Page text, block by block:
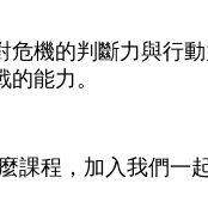
危機的判斷力與行
能力。
課程，加入我們一